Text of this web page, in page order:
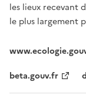
les lieux recevant
le plus largement
beta.gouv.fr